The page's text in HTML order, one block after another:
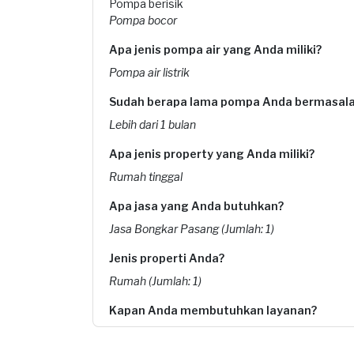
Pompa berisik
Pompa bocor
Apa jenis pompa air yang Anda miliki?
Pompa air listrik
Sudah berapa lama pompa Anda
Lebih dari 1 bulan
Apa jenis property yang Anda miliki?
Rumah tinggal
Apa jasa yang Anda butuhkan?
Jasa Bongkar Pasang (Jumlah: 1)
Jenis properti Anda?
Rumah (Jumlah: 1)
Kapan Anda membutuhkan layanan?